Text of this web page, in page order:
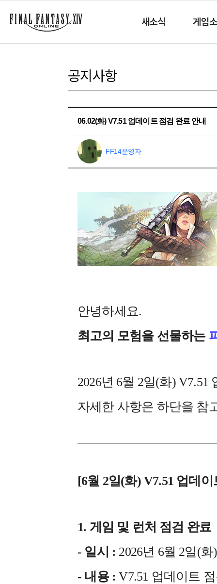
새소식 게임
공지사항
06.02(화) V7.51 업데이트 점검 완료 안내
FF14운영자
안녕하세요.
최고의 모험을 선물하는
2026년 6월 2일(화)
자세한 사항은 하단을 참
[6월 2일(화) V7.51 업데
1. 게임 및 런처 점검 완료
- 일시 : 2026년 6월 2일(화
- 내용 :V7.51 업데이트